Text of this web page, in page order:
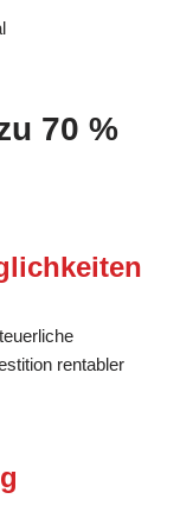
70 %
rentabler